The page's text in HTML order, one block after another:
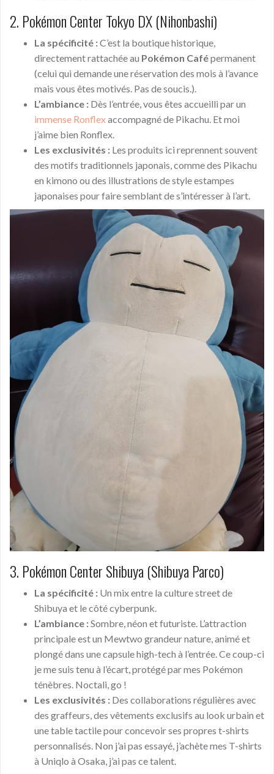
2. Pokémon Center Tokyo DX (Nihonbashi)
La spécificité :C’est la boutique historique,
directement rattachée au Pokémon Cafépermanent
(celui qui demande une réservation des mois à l’avance
mais vous êtes motivés. Pas de soucis.).
L’ambiance : Dès l’entrée, vous êtes accueilli par un
immense Ronflexaccompagné de Pikachu. Et moi
j’aime bien Ronflex.
Les exclusivités : Les produits ici reprennent souvent
des motifs traditionnels japonais, comme des Pikachu
en kimono ou des illustrations de style estampes
japonaises pour faire semblant de s’intéresser à l’art.
3. Pokémon Center Shibuya (Shibuya Parco)
La spécificité : Un mix entre la culture street de
Shibuya et le côté cyberpunk.
L’ambiance :Sombre, néon et futuriste. L’attraction
principale est un Mewtwo grandeur nature, animé et
plongé dans une capsule high-tech à l’entrée. Ce coup-ci
je me suis tenu à l’écart, protégé par mes Pokémon
ténèbres. Noctali, go !
Les exclusivités : Des collaborations régulières avec
des graffeurs, des vêtements exclusifs au look urbain et
une table tactile pour concevoir ses propres t-shirts
personnalisés. Non j’ai pas essayé, j’achète mes T-shirts
à Uniqlo à Osaka, j’ai pas ce talent.